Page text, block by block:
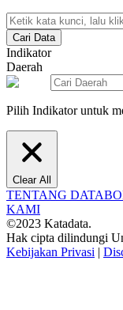
Cari Data
Indikator
Daerah
Pilih Indikator untuk
Clear All
TENTANG
KAMI
©2023 Katadata.
Hak cipta dilindungi
Kebijakan Privasi |